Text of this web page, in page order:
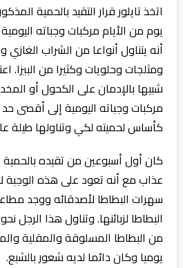
اتخذ تايلور قرار التقيد بالحمية
يوم من الأيام مركبات وجباته
أنه يتناول أنواعا من الشراب
ومثلجات وحلويات وكثيرا من البيزا.
شبيها بالإدمان على الكحول أو
مركبات وجباته اليومية إلى أقصى حد
كأساس لحميته لكي وتناولها طيلة عام
كان أول أسبوعين من تقيده بالحمية
عذاب مع أنه تعود على هذه الوجبة
سهرات البطاطا لأصدقائه ووجد
البطاطا لزبائنها. وتناول هذا الرجل
من البطاطا المسلوقة والمقلية
يوميا وكان دائما لديه شعور بالشبع.